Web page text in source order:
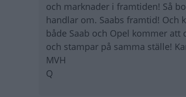
och marknader i framtiden! Så
handlar om. Saabs framtid! Och
både Saab och Opel kommer
och stampar på samma ställe!
MVH
Q